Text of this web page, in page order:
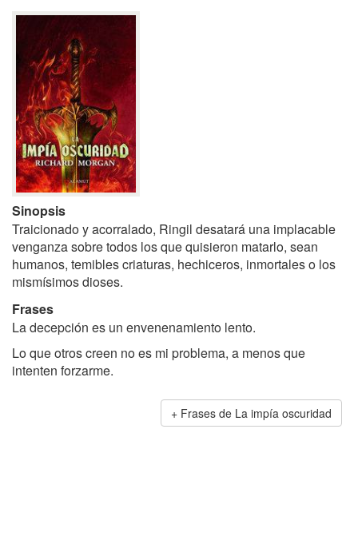
Sinopsis
Traicionado y acorralado, Ringil desatará una implacable
venganza sobre todos los que quisieron matarlo, sean
humanos, temibles criaturas, hechiceros, inmortales o los
mismísimos dioses.
Frases
La decepción es un envenenamiento lento.
Lo que otros creen no es mi problema, a menos que
intenten forzarme.
Frases de La impía oscuridad